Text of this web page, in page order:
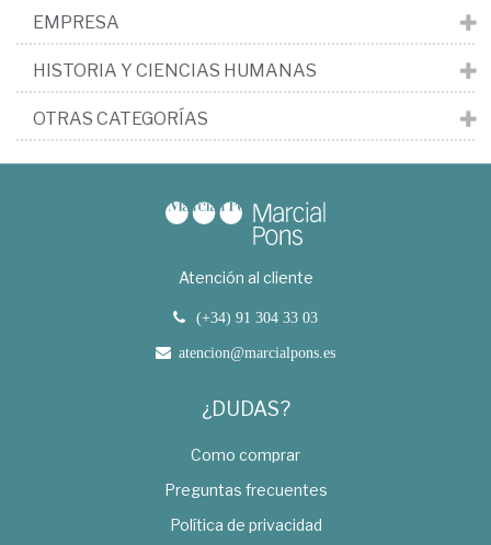
EMPRESA
HISTORIA Y CIENCIAS HUMANAS
OTRAS CATEGORÍAS
Atención al cliente
(+34) 91 304 33 03
atencion@marcialpons.es
¿DUDAS?
Como comprar
Preguntas frecuentes
Política de privacidad